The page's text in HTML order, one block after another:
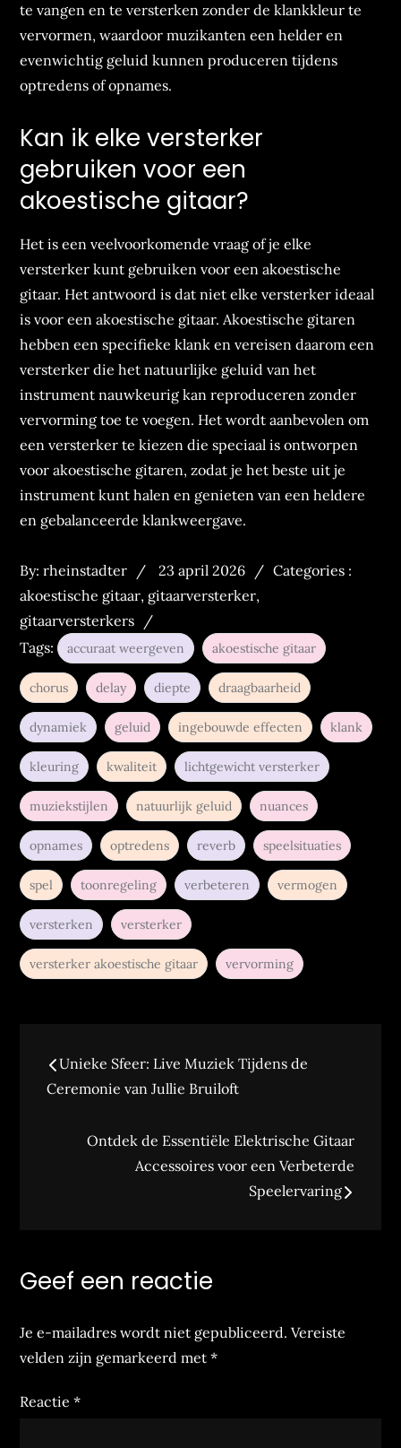
te vangen en te versterken zonder de klankkleur te
vervormen, waardoor muzikanten een helder en
evenwichtig geluid kunnen produceren tijdens
optredens of opnames.
Kan ik elke versterker
gebruiken voor een
akoestische gitaar?
Het is een veelvoorkomende vraag of je elke
versterker kunt gebruiken voor een akoestische
gitaar. Het antwoord is dat niet elke versterker ideaal
is voor een akoestische gitaar. Akoestische gitaren
hebben een specifieke klank en vereisen daarom een
versterker die het natuurlijke geluid van het
instrument nauwkeurig kan reproduceren zonder
vervorming toe te voegen. Het wordt aanbevolen om
een versterker te kiezen die speciaal is ontworpen
voor akoestische gitaren, zodat je het beste uit je
instrument kunt halen en genieten van een heldere
en gebalanceerde klankweergave.
By:rheinstadter
Posted
on
23 april 2026
Categories
Categories :
akoestische gitaar, gitaarversterker,
gitaarversterkers
Tags:
accuraat weergeven akoestische gitaar
chorus delay diepte draagbaarheid
dynamiek geluid ingebouwde effecten klank
kleuring kwaliteit lichtgewicht versterker
muziekstijlen natuurlijk geluid nuances
opnames optredens reverb speelsituaties
spel toonregeling verbeteren vermogen
versterken versterker
versterker akoestische gitaar vervorming
Bericht
navigatie
Unieke Sfeer: Live Muziek Tijdens de
Ceremonie van Jullie Bruiloft
Ontdek de Essentiële Elektrische Gitaar
Accessoires voor een Verbeterde
Speelervaring
Geef een reactie
Je e-mailadres wordt niet gepubliceerd. Vereiste
velden zijn gemarkeerd met*
Reactie*